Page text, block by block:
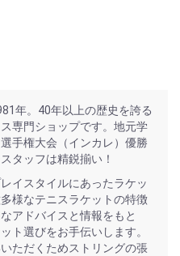
年。40年以上の歴史を誇る
専門ショップです。地元学
手権大会（インカレ）優勝
タッフは精鋭揃い！
イスタイルにあったラケッ
様なテニスラケットの特徴
アドバイスと情報をもと
ト選びをお手伝いします。
ただくためストリングの張